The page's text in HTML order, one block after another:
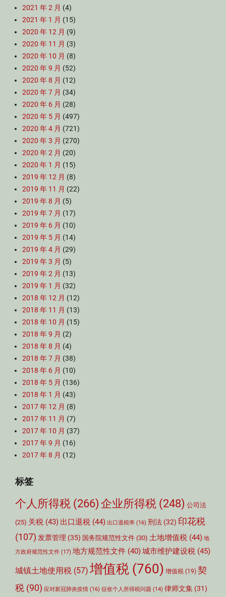
2021 年 2 月 (4)
2021 年 1 月 (15)
2020 年 12 月 (9)
2020 年 11 月 (3)
2020 年 10 月 (8)
2020 年 9 月 (52)
2020 年 8 月 (12)
2020 年 7 月 (34)
2020 年 6 月 (28)
2020 年 5 月 (497)
2020 年 4 月 (721)
2020 年 3 月 (270)
2020 年 2 月 (20)
2020 年 1 月 (15)
2019 年 12 月 (8)
2019 年 11 月 (22)
2019 年 8 月 (5)
2019 年 7 月 (17)
2019 年 6 月 (10)
2019 年 5 月 (14)
2019 年 4 月 (29)
2019 年 3 月 (5)
2019 年 2 月 (13)
2019 年 1 月 (32)
2018 年 12 月 (12)
2018 年 11 月 (13)
2018 年 10 月 (15)
2018 年 9 月 (2)
2018 年 8 月 (4)
2018 年 7 月 (38)
2018 年 6 月 (10)
2018 年 5 月 (136)
2018 年 1 月 (43)
2017 年 12 月 (8)
2017 年 11 月 (7)
2017 年 10 月 (37)
2017 年 9 月 (16)
2017 年 8 月 (12)
标签
个人所得税 (266) 企业所得税 (248) 公司法
(25) 关税 (43) 出口退税 (44) 出口退税率 (16) 刑法 (32) 印花税
(107) 发票管理 (35) 国务院规范性文件 (30) 土地增值税 (44) 地
方政府规范性文件 (17) 地方规范性文件 (40)城市维护建设税 (45)
城镇土地使用税 (57) 增值税 (760) 增值税 (19) 契
税 (90) 应对新冠肺炎疫情 (16) 征收个人所得税问题 (14) 律师文集 (31)